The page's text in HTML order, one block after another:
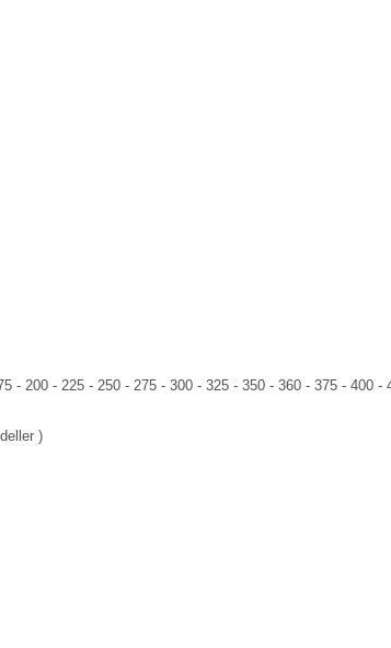
200 - 225 - 250 - 275 - 300 - 325 - 350 - 360 - 375 - 400
)